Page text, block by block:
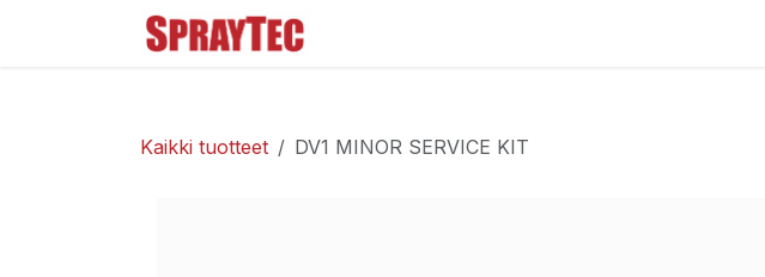
Kaikki tuotteet DV1 MINOR SERVICE KIT